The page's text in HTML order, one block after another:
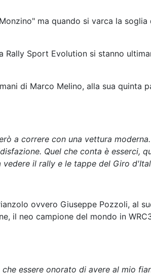
ma quando si varca la
Sport Evolution si stanno
di Marco Melino, alla sua
a correre con una vettura
Quel che conta è esserci,
il rally e le tappe del Giro
ovvero Giuseppe Pozzoli, al
il neo campione del mondo in
che essere onorato di avere al mio